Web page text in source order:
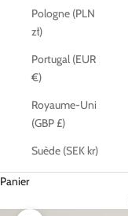
Pologne (PLN
zł)
Portugal (EUR
€)
Royaume-Uni
(GBP £)
Suède (SEK kr)
Panier